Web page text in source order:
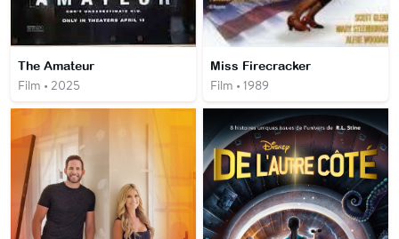
The Amateur
Film • 2025
Miss Firecracker
Film • 1989